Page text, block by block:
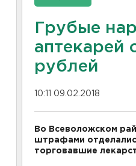
Грубые
аптекарей
рублей
10:11 09.02.2018
Во Всеволожском
штрафами
торговавшие